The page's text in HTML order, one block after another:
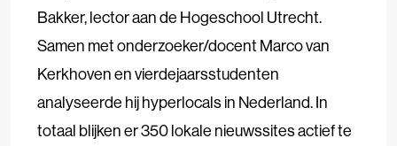
Bakker, lector aan de Hogeschool Utrecht.
Samen met onderzoeker/docent Marco van
Kerkhoven en vierdejaarsstudenten
analyseerde hij hyperlocals in Nederland. In
totaal blijken er 350 lokale nieuwssites actief te